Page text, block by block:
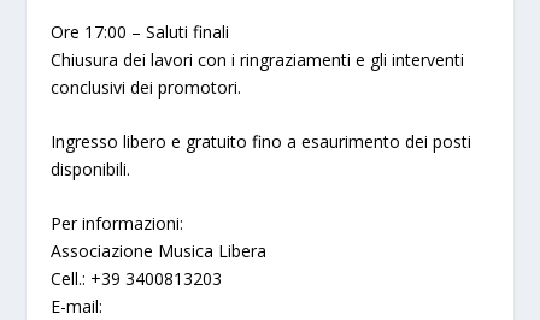
Ore 17:00 – Saluti finali
Chiusura dei lavori con i ringraziamenti e gli interventi
conclusivi dei promotori.
Ingresso libero e gratuito fino a esaurimento dei posti
disponibili.
Per informazioni:
Associazione Musica Libera
Cell.: +39 3400813203
E-mail: